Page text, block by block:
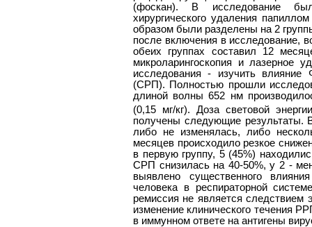
(фоскан). В исследование
хирургического удаления
образом были разделены на 2
после включения в исследование,
обеих группах составил 12
микроларингоскопия и лазерное
исследования - изучить влияние
(СРП). Полностью прошли
длиной волны 652 нм
(0,15 мг/кг). Доза световой
получены следующие
либо не изменялась, либо
месяцев происходило резкое
в первую группу, 5 (45%)
СРП снизилась на 40-50%, у 2 -
выявлено существенного
человека в респираторной
ремиссия не является следствием
изменение клинического течения
в иммунном ответе на антигены